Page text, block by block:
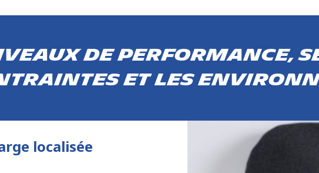
de performance,
et les
localisée